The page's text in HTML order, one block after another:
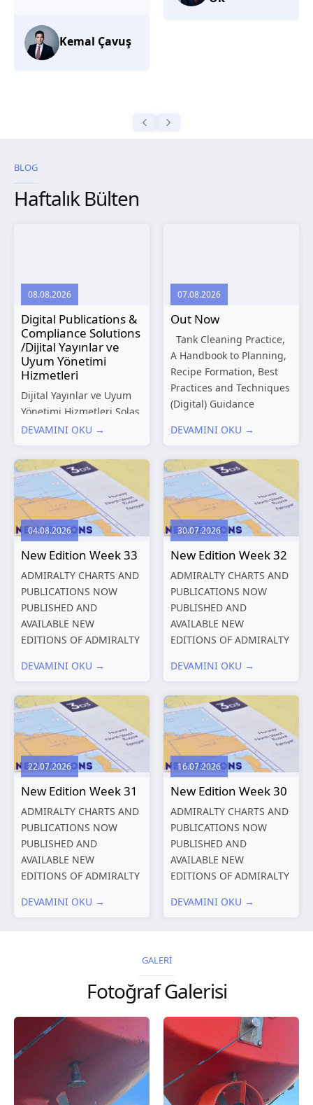
BLOG
Haftalık Bülten
08.08.2026
Digital Publications &
Compliance Solutions
/Dijital Yayınlar ve
Uyum Yönetimi
Hizmetleri
Dijital Yayınlar ve Uyum
Yönetimi Hizmetleri Solas
Marine, denizcilik
düzenleyici gereklilikleri
ve dijitalleşen
operasyonel ihtiyaçları
doğrultusunda kapsamlı
Dijital Yayınlar ve Uyum
Yönetimi çözümleri
sunmaktadır.
Hizmetlerimiz; gemi
işletmecileri, armatörler,
teknik yönetim şirketleri
ve denizcilik...
DEVAMINI OKU →
07.08.2026
Out Now
Tank Cleaning Practice,
A Handbook to Planning,
Recipe Formation, Best
Practices and Techniques
(Digital) Guidance
Structures – Consolidated
Shipping and the
Environment – A Guide to
Environmental
Compliance...
DEVAMINI OKU →
04.08.2026
New Edition Week 33
ADMIRALTY CHARTS AND
PUBLICATIONS NOW
PUBLISHED AND
AVAILABLE NEW
EDITIONS OF ADMIRALTY
PUBLICATIONS New
Charts published 13
August 2026 Chart
Title, limits
and other remarks
319
International chart
DEVAMINI OKU →
30.07.2026
New Edition Week 32
ADMIRALTY CHARTS AND
PUBLICATIONS NOW
PUBLISHED AND
AVAILABLE NEW
EDITIONS OF ADMIRALTY
PUBLICATIONS New
Charts published 06
August 2026 Chart Title,
limits and other remarks
1602 China – Chang...
DEVAMINI OKU →
22.07.2026
New Edition Week 31
ADMIRALTY CHARTS AND
PUBLICATIONS NOW
PUBLISHED AND
AVAILABLE NEW
EDITIONS OF ADMIRALTY
PUBLICATIONS New
remarks 127 Korea
DEVAMINI OKU →
16.07.2026
New Edition Week 30
ADMIRALTY CHARTS AND
PUBLICATIONS NOW
PUBLISHED AND
AVAILABLE NEW
EDITIONS OF ADMIRALTY
PUBLICATIONS New
2026 Chart
Title, limits and other
remarks 67 Gulf of...
DEVAMINI OKU →
GALERİ
Fotoğraf Galerisi
galeri 3